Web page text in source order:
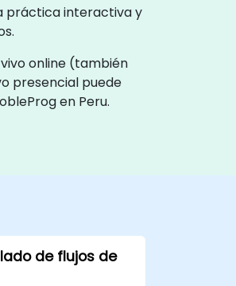
práctica interactiva y
online (también
presencial puede
en Peru.
de flujos de